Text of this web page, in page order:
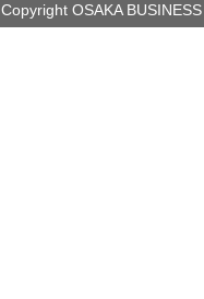
Copyright OSAKA